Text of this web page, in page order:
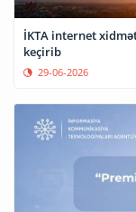
İKTA internet
keçirib
29-06-2026